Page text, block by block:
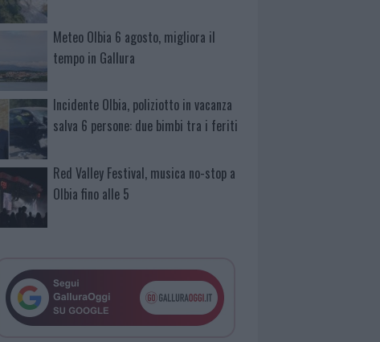
Meteo Olbia 6 agosto, migliora il
tempo in Gallura
Incidente Olbia, poliziotto in vacanza
salva 6 persone: due bimbi tra i feriti
Red Valley Festival, musica no-stop a
Olbia fino alle 5